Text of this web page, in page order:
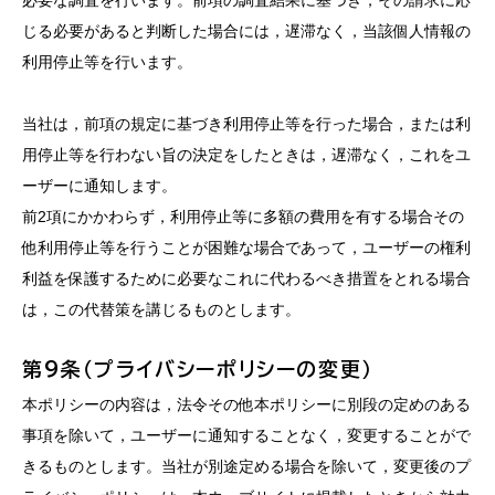
じる必要があると判断した場合には，遅滞なく，当該個人情報の
利用停止等を行います。
当社は，前項の規定に基づき利用停止等を行った場合，または利
用停止等を行わない旨の決定をしたときは，遅滞なく，これをユ
ーザーに通知します。
前2項にかかわらず，利用停止等に多額の費用を有する場合その
他利用停止等を行うことが困難な場合であって，ユーザーの権利
利益を保護するために必要なこれに代わるべき措置をとれる場合
は，この代替策を講じるものとします。
第9条（プライバシーポリシーの変更）
本ポリシーの内容は，法令その他本ポリシーに別段の定めのある
事項を除いて，ユーザーに通知することなく，変更することがで
きるものとします。当社が別途定める場合を除いて，変更後のプ